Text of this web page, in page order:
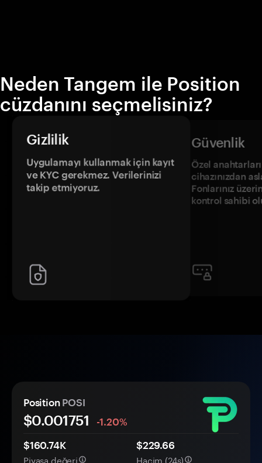
Neden Tangem ile Position
cüzdanını seçmelisiniz?
Gizlilik
Uygulamayı kullanmak için kayıt
ve KYC gerekmez. Verilerinizi
takip etmiyoruz.
Güvenlik
Özel
cihazınızdan
Fonlarınız
kontrol sahibi
Position POSI
$0.001751
-1.20%
$160.74K
Piyasa değeri
$229.66
Hacim (24s)